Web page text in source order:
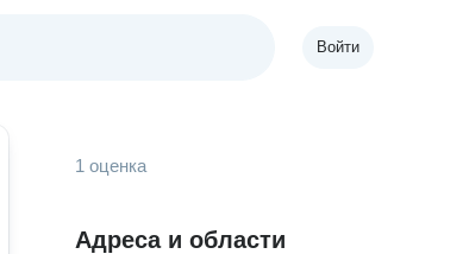
Войти
1 оценка
Адреса и области